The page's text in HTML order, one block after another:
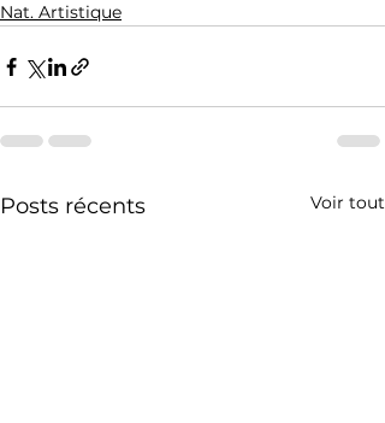
Nat. Artistique
Posts récents Voir tout